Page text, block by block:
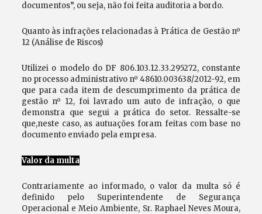
documentos”, ou seja, não foi feita auditoria a bordo.
Quanto às infrações relacionadas à Prática de Gestão nº
12 (Análise de Riscos)
Utilizei o modelo do DF 806.103.12.33.295272, constante
no processo administrativo nº 48610.003638/2012-92, em
que para cada item de descumprimento da prática de
gestão nº 12, foi lavrado um auto de infração, o que
demonstra que segui a prática do setor. Ressalte-se
que,neste caso, as autuações foram feitas com base no
documento enviado pela empresa.
Valor da multa
Contrariamente ao informado, o valor da multa só é
definido pelo Superintendente de Segurança
Operacional e Meio Ambiente, Sr. Raphael Neves Moura,